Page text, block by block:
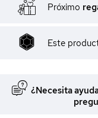
Próximo
Este
¿Necesita